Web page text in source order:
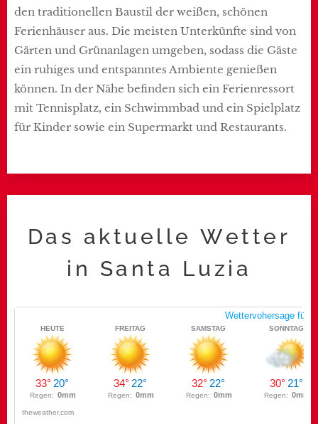
den traditionellen Baustil der weißen, schönen
Ferienhäuser aus. Die meisten Unterkünfte sind von
Gärten und Grünanlagen umgeben, sodass die Gäste
ein ruhiges und entspanntes Ambiente genießen
können. In der Nähe befinden sich ein Ferienressort
mit Tennisplatz, ein Schwimmbad und ein Spielplatz
für Kinder sowie ein Supermarkt und Restaurants.
Das aktuelle Wetter
in Santa Luzia